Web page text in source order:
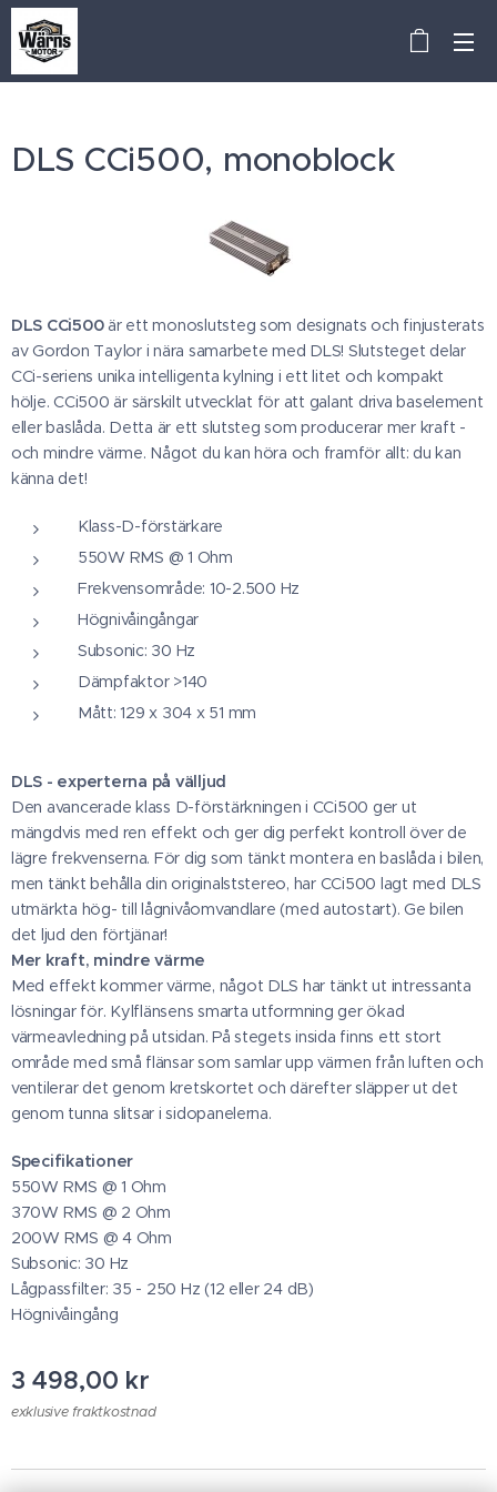
DLS CCi500, monoblock
DLS CCi500är ett monoslutsteg som designats och finjusterats
av Gordon Taylor i nära samarbete med DLS! Slutsteget delar
CCi-seriens unika intelligenta kylning i ett litet och kompakt
hölje. CCi500 är särskilt utvecklat för att galant driva baselement
eller baslåda. Detta är ett slutsteg som producerar mer kraft -
och mindre värme. Något du kan höra och framför allt: du kan
känna det!
Klass-D-förstärkare
550W RMS @ 1 Ohm
Frekvensområde: 10-2.500 Hz
Högnivåingångar
Subsonic: 30 Hz
Dämpfaktor >140
Mått: 129 x 304 x 51 mm
DLS - experterna på välljud
Den avancerade klass D-förstärkningen i CCi500 ger ut
mängdvis med ren effekt och ger dig perfekt kontroll över de
lägre frekvenserna. För dig som tänkt montera en baslåda i bilen,
men tänkt behålla din originalststereo, har CCi500 lagt med DLS
utmärkta hög- till lågnivåomvandlare (med autostart). Ge bilen
det ljud den förtjänar!
Mer kraft, mindre värme
Med effekt kommer värme, något DLS har tänkt ut intressanta
lösningar för. Kylflänsens smarta utformning ger ökad
värmeavledning på utsidan. På stegets insida finns ett stort
område med små flänsar som samlar upp värmen från luften och
ventilerar det genom kretskortet och därefter släpper ut det
genom tunna slitsar i sidopanelerna.
Specifikationer
550W RMS @ 1 Ohm
370W RMS @ 2 Ohm
200W RMS @ 4 Ohm
Subsonic: 30 Hz
Lågpassfilter: 35 - 250 Hz (12 eller 24 dB)
Högnivåingång
3 498,00 kr
exklusive fraktkostnad